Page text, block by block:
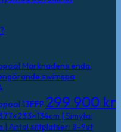
Marknadens enda
swimspa
13FFP 299 900 kr
| Simyta:
| Antal sittplatser: 8-9st